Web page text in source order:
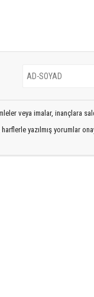
veya imalar, inançlara
yazılmış yorumlar